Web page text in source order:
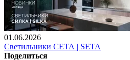
01.06.2026
Светильники СЕТА | SETA
Поделиться